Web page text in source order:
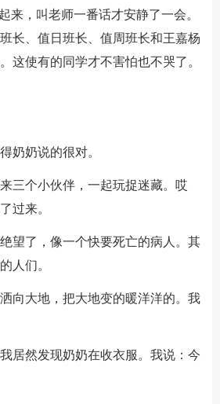
，叫老师一番话才安静了一会。
长、值日班长、值周班长和王嘉杨
这使有的同学才不害怕也不哭了。
奶说的很对。
个小伙伴，一起玩捉迷藏。哎
过来。
了，像一个快要死亡的病人。其
人们。
大地，把大地变的暖洋洋的。我
然发现奶奶在收衣服。我说：今